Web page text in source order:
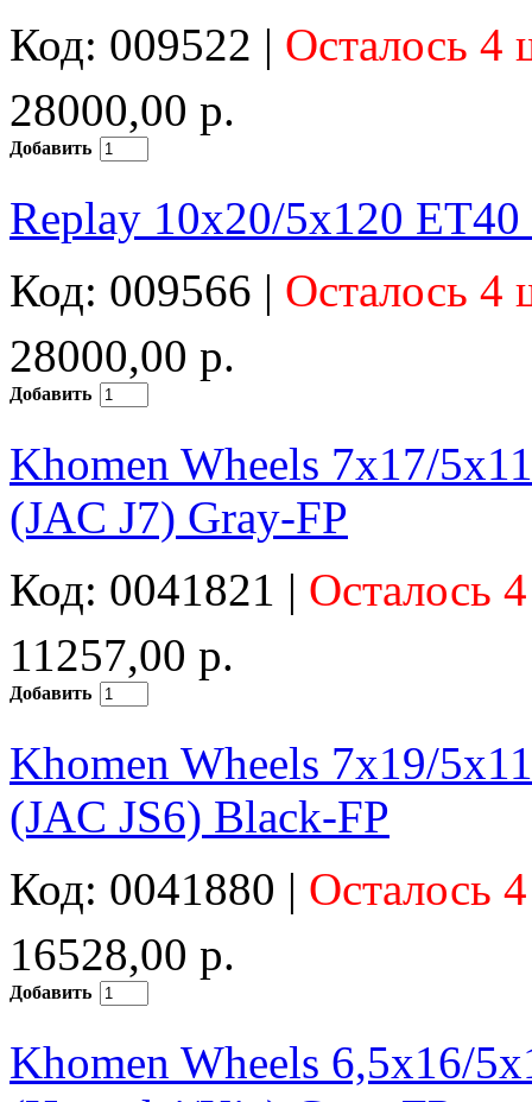
Код: 009522 | Осталось 4
28000,00 р.
Добавить
Replay 10x20/5x120
Код: 009566 | Осталось 4
28000,00 р.
Добавить
Khomen Wheels 7x17/
(JAC J7) Gray-FP
Код: 0041821 | Осталось
11257,00 р.
Добавить
Khomen Wheels 7x19/
(JAC JS6) Black-FP
Код: 0041880 | Осталось
16528,00 р.
Добавить
Khomen Wheels 6,5x16/